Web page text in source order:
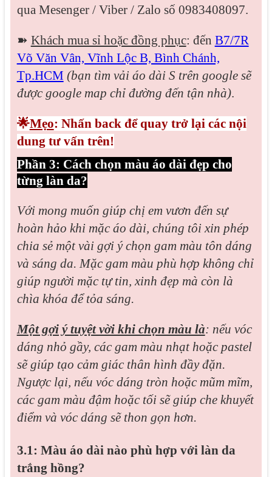
qua Mesenger / Viber / Zalo số 0983408097.
➽ Khách mua sỉ hoặc đồng phục: đến B7/7R
Võ Văn Vân, Vĩnh Lộc B, Bình Chánh,
Tp.HCM (bạn tìm vải áo dài S trên google sẽ
được google map chỉ đường đến tận nhà).
🌟Mẹo: Nhấn back để quay trở lại các nội
dung tư vấn trên!
Phần 3: Cách chọn màu áo dài đẹp cho
từng làn da?
Với mong muốn giúp chị em vươn đến sự
hoàn hảo khi mặc áo dài, chúng tôi xin phép
chia sẻ một vài gợi ý chọn gam màu tôn dáng
và sáng da. Mặc gam màu phù hợp không chỉ
giúp người mặc tự tin, xinh đẹp mà còn là
chìa khóa để tỏa sáng.
Một gợi ý tuyệt vời khi chọn màu là: nếu vóc
dáng nhỏ gầy, các gam màu nhạt hoặc pastel
sẽ giúp tạo cảm giác thân hình đầy đặn.
Ngược lại, nếu vóc dáng tròn hoặc mũm mĩm,
các gam màu đậm hoặc tối sẽ giúp che khuyết
điểm và vóc dáng sẽ thon gọn hơn.
3.1: Màu áo dài nào phù hợp với làn da
trắng hồng?